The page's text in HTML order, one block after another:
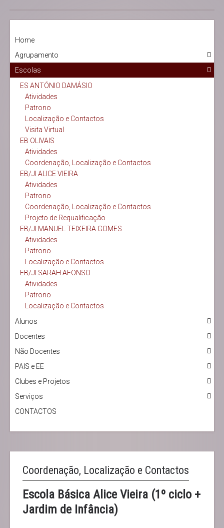
Home
Agrupamento
Escolas
ES ANTÓNIO DAMÁSIO
Atividades
Patrono
Localização e Contactos
Visita Virtual
EB OLIVAIS
Atividades
Coordenação, Localização e Contactos
EB/JI ALICE VIEIRA
Atividades
Patrono
Coordenação, Localização e Contactos
Projeto de Requalificação
EB/JI MANUEL TEIXEIRA GOMES
Atividades
Patrono
Localização e Contactos
EB/JI SARAH AFONSO
Atividades
Patrono
Localização e Contactos
Alunos
Docentes
Não Docentes
PAIS e EE
Clubes e Projetos
Serviços
CONTACTOS
Coordenação, Localização e Contactos
Escola Básica Alice Vieira (1º ciclo +
Jardim de Infância)